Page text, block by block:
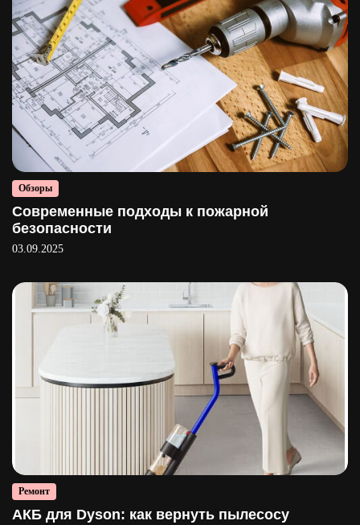
Обзоры
Современные подходы к пожарной
безопасности
03.09.2025
Ремонт
АКБ для Dyson: как вернуть пылесосу